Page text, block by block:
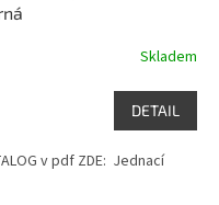
Skladem
DETAIL
v pdf ZDE: Jednací